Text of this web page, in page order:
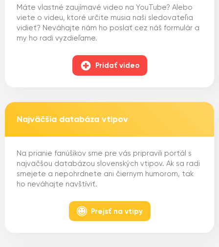
Máte vlastné zaujímavé video na YouTube? Alebo
viete o videu, ktoré určite musia naši sledovateľia
vidieť? Neváhajte nám ho poslať cez náš formulár a
my ho radi vyzdieľame.
Pridať video
Najväčšia databáza vtipov
Na prianie fanúšikov sme pre vás pripravili portál s
najväčšou databázou slovenských vtipov. Ak sa radi
smejete a nepohrdnete ani čiernym humorom, tak
ho neváhajte navštíviť.
Prejsť na vtipy